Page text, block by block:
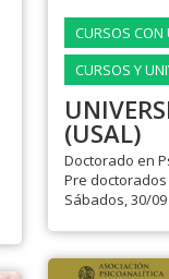
CURSOS CON
CURSOS Y
(USAL)
Doctorado en
Pre doctorados
Sábados, 30/09